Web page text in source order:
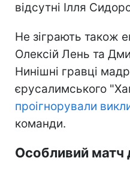
відсутні Ілля
Не зіграють також
Олексій Лень та
Нинішні гравці
єрусалимського
проігнорували
команди.
Особливий матч